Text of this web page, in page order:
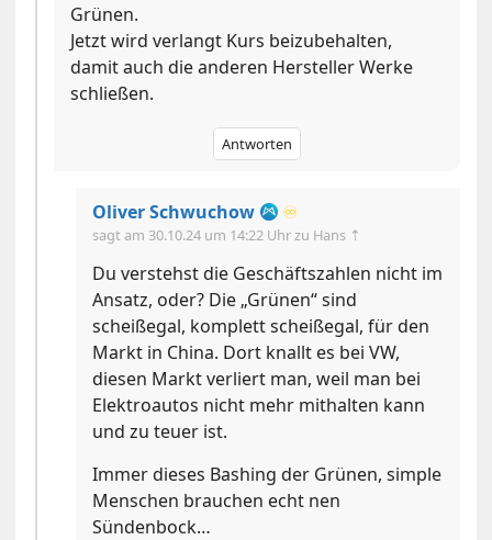
Grünen.
Jetzt wird verlangt Kurs beizubehalten,
damit auch die anderen Hersteller Werke
schließen.
Antworten
Oliver Schwuchow ♾️
sagt am 30.10.24 um 14:22 Uhrzu Hans ⇡
Du verstehst die Geschäftszahlen nicht im
Ansatz, oder? Die „Grünen“ sind
scheißegal, komplett scheißegal, für den
Markt in China. Dort knallt es bei VW,
diesen Markt verliert man, weil man bei
Elektroautos nicht mehr mithalten kann
und zu teuer ist.
Immer dieses Bashing der Grünen, simple
Menschen brauchen echt nen
Sündenbock…